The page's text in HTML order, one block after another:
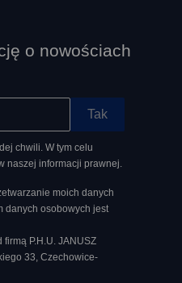
o nowościach
chwili. W tym celu
naszej informacji prawnej.
moich danych
danych osobowych jest
P.H.U. JANUSZ
33, Czechowice-